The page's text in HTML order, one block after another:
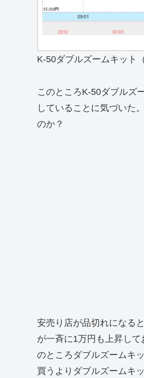
K-50ダブルズームキット
このところK-50ダブルズ
していることに気づいた
のか？
安売り店が品切れになる
が一斉に1万円も上昇し
のところダブルズームキ
買うよりダブルズームキ